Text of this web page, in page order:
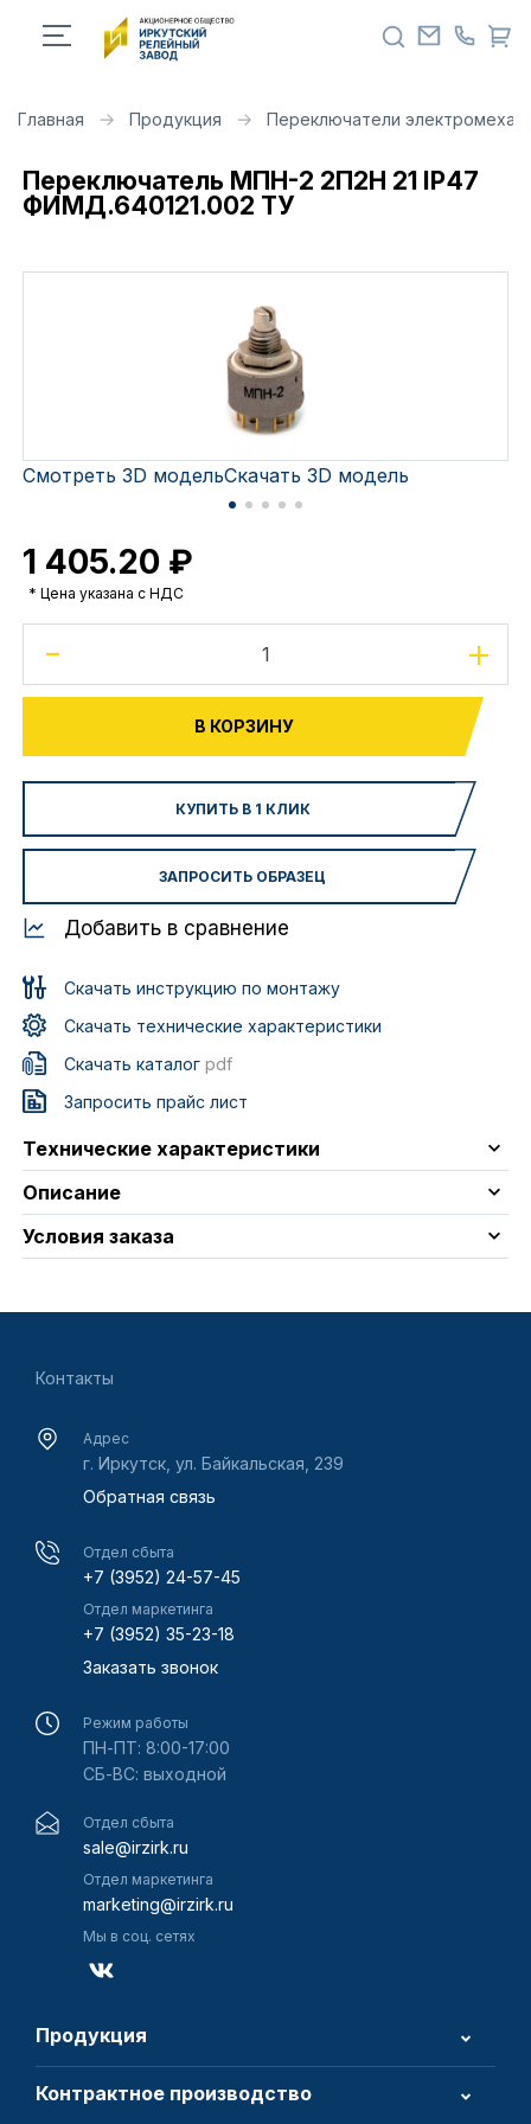
Главная Продукция Переключатели
Переключатель МПН-2 2П2Н 21 IP47
ФИМД.640121.002 ТУ
Смотреть 3D модельСкачать 3D модель
1 405.20 ₽
* Цена указана с НДС
- +
В КОРЗИНУ
КУПИТЬ В 1 КЛИК
ЗАПРОСИТЬ ОБРАЗЕЦ
Добавить в сравнение
Скачать инструкцию по монтажу
Скачать технические характеристики
Скачать каталогpdf
Запросить прайс лист
Технические характеристики
Описание
Условия заказа
Контакты
Адрес
г. Иркутск, ул. Байкальская, 239
Обратная связь
Отдел сбыта
+7 (3952) 24-57-45
Отдел маркетинга
+7 (3952) 35-23-18
Заказать звонок
Режим работы
ПН-ПТ: 8:00-17:00
СБ-ВС: выходной
Отдел сбыта
sale@irzirk.ru
Отдел маркетинга
marketing@irzirk.ru
Мы в соц. сетях
Продукция
Контрактное производство